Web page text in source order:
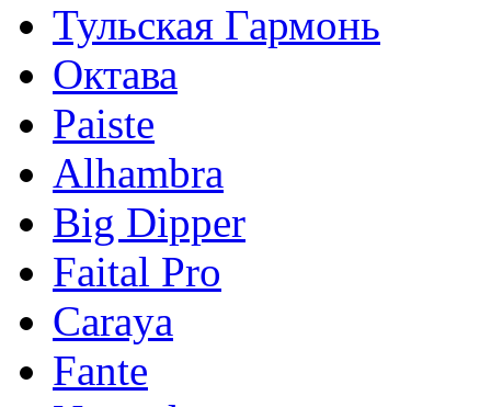
Тульская Гармонь
Октава
Paiste
Alhambra
Big Dipper
Faital Pro
Caraya
Fante